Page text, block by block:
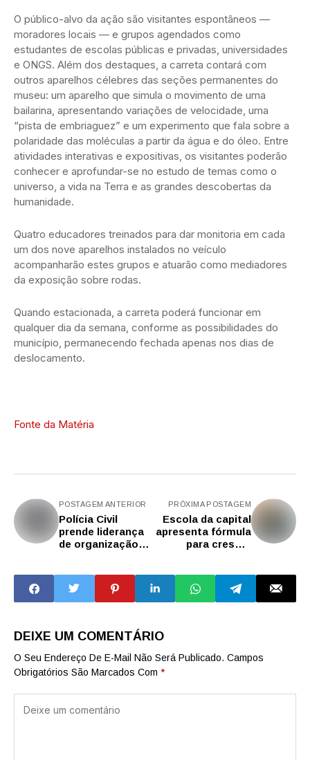
O público-alvo da ação são visitantes espontâneos —
moradores locais — e grupos agendados como
estudantes de escolas públicas e privadas, universidades
e ONGS. Além dos destaques, a carreta contará com
outros aparelhos célebres das seções permanentes do
museu: um aparelho que simula o movimento de uma
bailarina, apresentando variações de velocidade, uma
“pista de embriaguez” e um experimento que fala sobre a
polaridade das moléculas a partir da água e do óleo. Entre
atividades interativas e expositivas, os visitantes poderão
conhecer e aprofundar-se no estudo de temas como o
universo, a vida na Terra e as grandes descobertas da
humanidade.
Quatro educadores treinados para dar monitoria em cada
um dos nove aparelhos instalados no veículo
acompanharão estes grupos e atuarão como mediadores
da exposição sobre rodas.
Quando estacionada, a carreta poderá funcionar em
qualquer dia da semana, conforme as possibilidades do
município, permanecendo fechada apenas nos dias de
deslocamento.
Fonte da Matéria
POSTAGEM ANTERIOR
Polícia Civil
prende liderança
de organização
Paulo
PRÓXIMA POSTAGEM
Escola da capital
apresenta fórmula
para crescer
Saresp
DEIXE UM COMENTÁRIO
O Seu Endereço De E-Mail Não Será Publicado. Campos
Obrigatórios São Marcados Com *